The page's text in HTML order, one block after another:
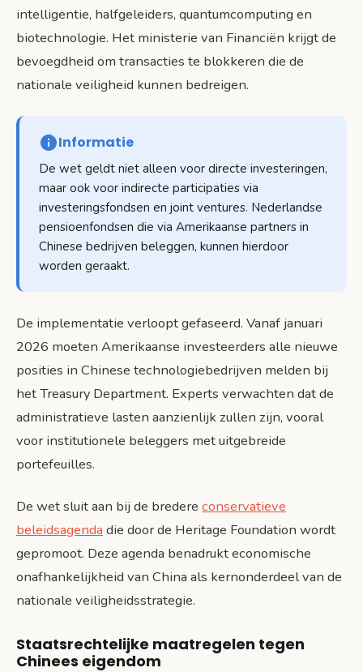
intelligentie, halfgeleiders, quantumcomputing en
biotechnologie. Het ministerie van Financiën krijgt de
bevoegdheid om transacties te blokkeren die de
nationale veiligheid kunnen bedreigen.
Informatie
De wet geldt niet alleen voor directe investeringen,
maar ook voor indirecte participaties via
investeringsfondsen en joint ventures. Nederlandse
pensioenfondsen die via Amerikaanse partners in
Chinese bedrijven beleggen, kunnen hierdoor
worden geraakt.
De implementatie verloopt gefaseerd. Vanaf januari
2026 moeten Amerikaanse investeerders alle nieuwe
posities in Chinese technologiebedrijven melden bij
het Treasury Department. Experts verwachten dat de
administratieve lasten aanzienlijk zullen zijn, vooral
voor institutionele beleggers met uitgebreide
portefeuilles.
De wet sluit aan bij de bredere conservatieve
beleidsagenda die door de Heritage Foundation wordt
gepromoot. Deze agenda benadrukt economische
onafhankelijkheid van China als kernonderdeel van de
nationale veiligheidsstrategie.
Staatsrechtelijke maatregelen tegen
Chinees eigendom